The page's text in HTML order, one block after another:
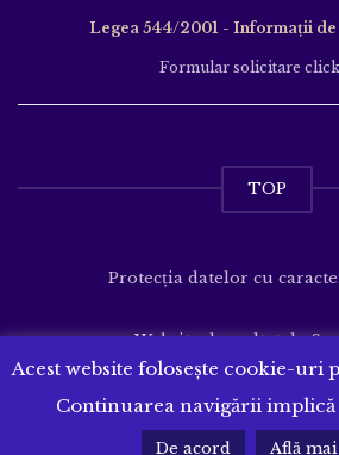
Legea 544/2001 - Informații de
Formular solicitare
TOP
Protecția datelor cu
Website dezvoltat de
Acest website folosește cookie-uri
Continuarea navigării implică
De acord Află